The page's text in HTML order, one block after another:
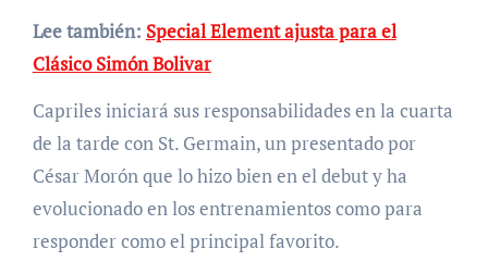
Lee también: Special Element ajusta para el
Clásico Simón Bolivar
Capriles iniciará sus responsabilidades en la cuarta
de la tarde con St. Germain, un presentado por
César Morón que lo hizo bien en el debut y ha
evolucionado en los entrenamientos como para
responder como el principal favorito.